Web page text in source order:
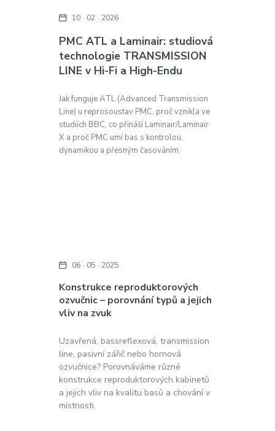
PMC ATL a Laminair: studiová
technologie TRANSMISSION
LINE v Hi-Fi a High-Endu
10 02 2026
Jak funguje ATL (Advanced Transmission
Line) u reprosoustav PMC, proč vznikla ve
studiích BBC, co přináší Laminair/Laminair
X a proč PMC umí bas s kontrolou,
dynamikou a přesným časováním.
Konstrukce reproduktorových
ozvučnic – porovnání typů a jejich
vliv na zvuk
06 05 2025
Uzavřená, bassreflexová, transmission
line, pasivní zářič nebo hornová
ozvučnice? Porovnáváme různé
konstrukce reproduktorových kabinetů
a jejich vliv na kvalitu basů a chování v
místnosti.